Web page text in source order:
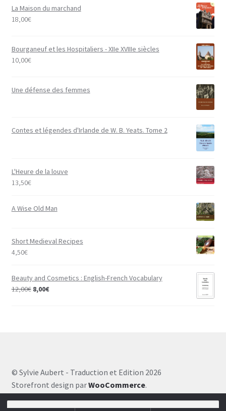
La Maison du marchand
18,00€
Bourganeuf et les Hospitaliers - XIIe XVIIIe siècles
10,00€
Une défense des femmes
Contes et légendes d'Irlande de W. B. Yeats. Tome 2
L'Heure de la louve
13,50€
A Wise Old Man
Short Medieval Recipes
4,50€
Beauty and Cosmetics : English-French Vocabulary
12,00€ 8,00€
© Sylvie Aubert - Traduction et Edition 2026
Storefront design parWooCommerce.
Recherche pour :